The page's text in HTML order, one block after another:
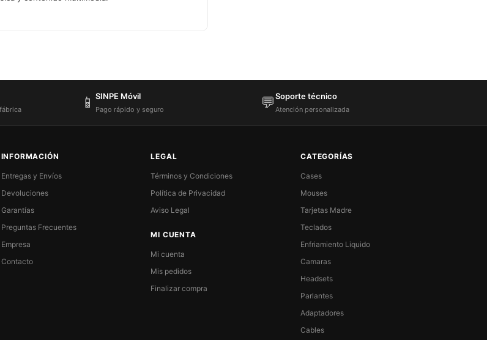
📱 SINPE Móvil
Pago rápido y seguro 💬Soporte técnico
Atención personalizada
INFORMACIÓN
Entregas y Envíos
Devoluciones
Garantías
Preguntas Frecuentes
Empresa
Contacto
LEGAL
Términos y Condiciones
Política de Privacidad
Aviso Legal
MI CUENTA
Mi cuenta
Mis pedidos
Finalizar compra
CATEGORÍAS
Cases
Mouses
Tarjetas Madre
Teclados
Enfriamiento Liquido
Camaras
Headsets
Parlantes
Adaptadores
Cables